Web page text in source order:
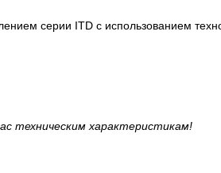
серии ITD с использованием
техническим характеристикам!